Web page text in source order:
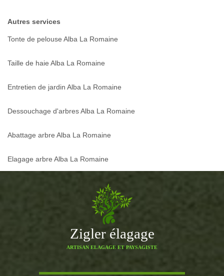
Autres services
Tonte de pelouse Alba La Romaine
Taille de haie Alba La Romaine
Entretien de jardin Alba La Romaine
Dessouchage d'arbres Alba La Romaine
Abattage arbre Alba La Romaine
Elagage arbre Alba La Romaine
Zigler élagage
ARTISAN ELAGAGE ET PAYSAGISTE